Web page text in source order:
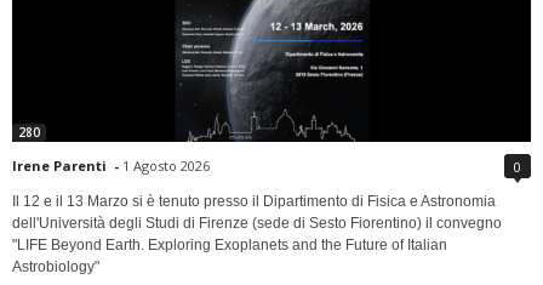
280
Irene Parenti - 1 Agosto 2026 0
Il 12 e il 13 Marzo si è tenuto presso il Dipartimento di Fisica e Astronomia
dell'Università degli Studi di Firenze (sede di Sesto Fiorentino) il convegno
"LIFE Beyond Earth. Exploring Exoplanets and the Future of Italian
Astrobiology"